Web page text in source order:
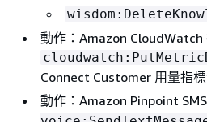
動作：Amazon CloudWatch
Connect Customer 用量指
動作：Amazon Pinpoint